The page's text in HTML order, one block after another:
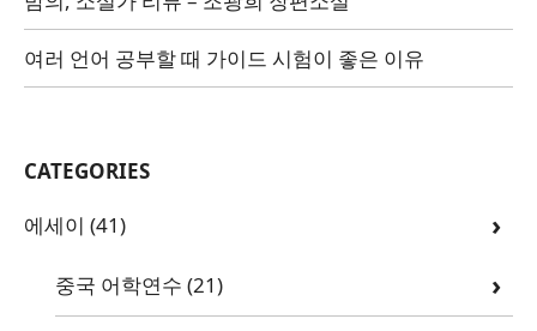
여러 언어 공부할 때 가이드 시험이 좋은 이유
CATEGORIES
에세이 (41)
중국 어학연수 (21)